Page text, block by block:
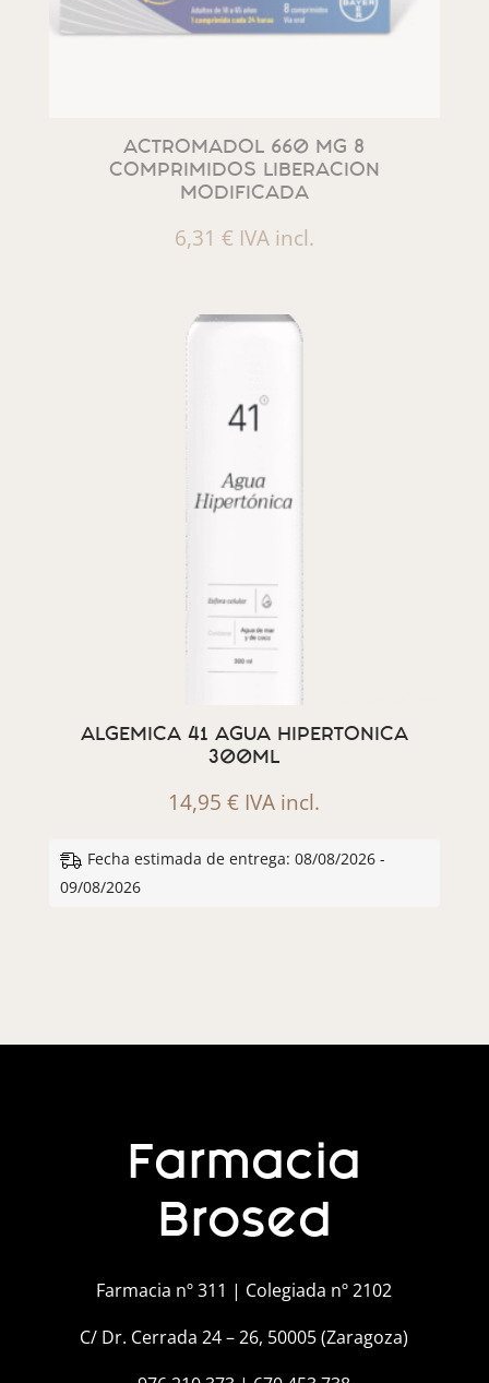
ACTROMADOL 660 MG 8
COMPRIMIDOS LIBERACION
MODIFICADA
6,31 € IVA incl.
ALGEMICA 41 AGUA HIPERTONICA
300ML
14,95€ IVA incl.
Fecha estimada de entrega: 08/08/2026 -
09/08/2026
Farmacia
Brosed
Farmacia nº 311 | Colegiada nº 2102
C/ Dr. Cerrada 24 – 26, 50005 (Zaragoza)